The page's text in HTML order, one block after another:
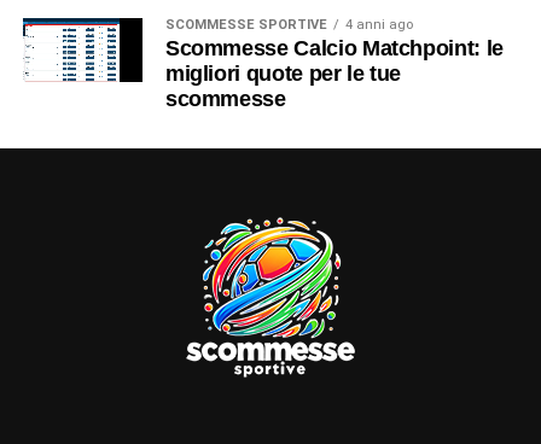
SCOMMESSE SPORTIVE 4 anni ago
Scommesse Calcio Matchpoint: le
migliori quote per le tue
scommesse